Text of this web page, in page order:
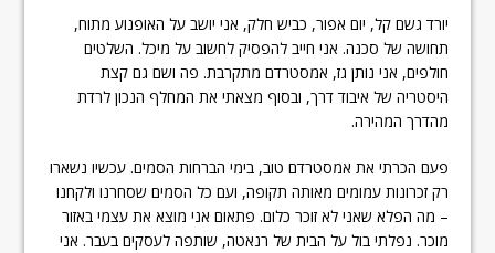
יורד גשם קל, יום אפור, כביש חלק, אני יושב על האופנוע מתוח,
תחושה של סכנה. אני חייב להפסיק לחשוב על מיכל. השלטים
חולפים, אני נותן גז, אמסטרדם מתקרבת. פה ושם גם קצת
היסטריה של איבוד דרך, ובסוף מצאתי את המחלף הנכון לרדת
מהדרך המהירה.
פעם הכרתי את אמסטרדם טוב, בימי הברחות הסמים. עכשיו נשארו
רק זכרונות עמומים מאותה תקופה, ועם כל הסמים שסחרנו ולקחנו
– מה הפלא שאני לא זוכר כלום. פתאום אני מוצא את עצמי באזור
מוכר. נפלתי בול על הבית של רנאטה, שותפה לעסקים בעבר. אני